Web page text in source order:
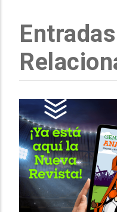
Entradas